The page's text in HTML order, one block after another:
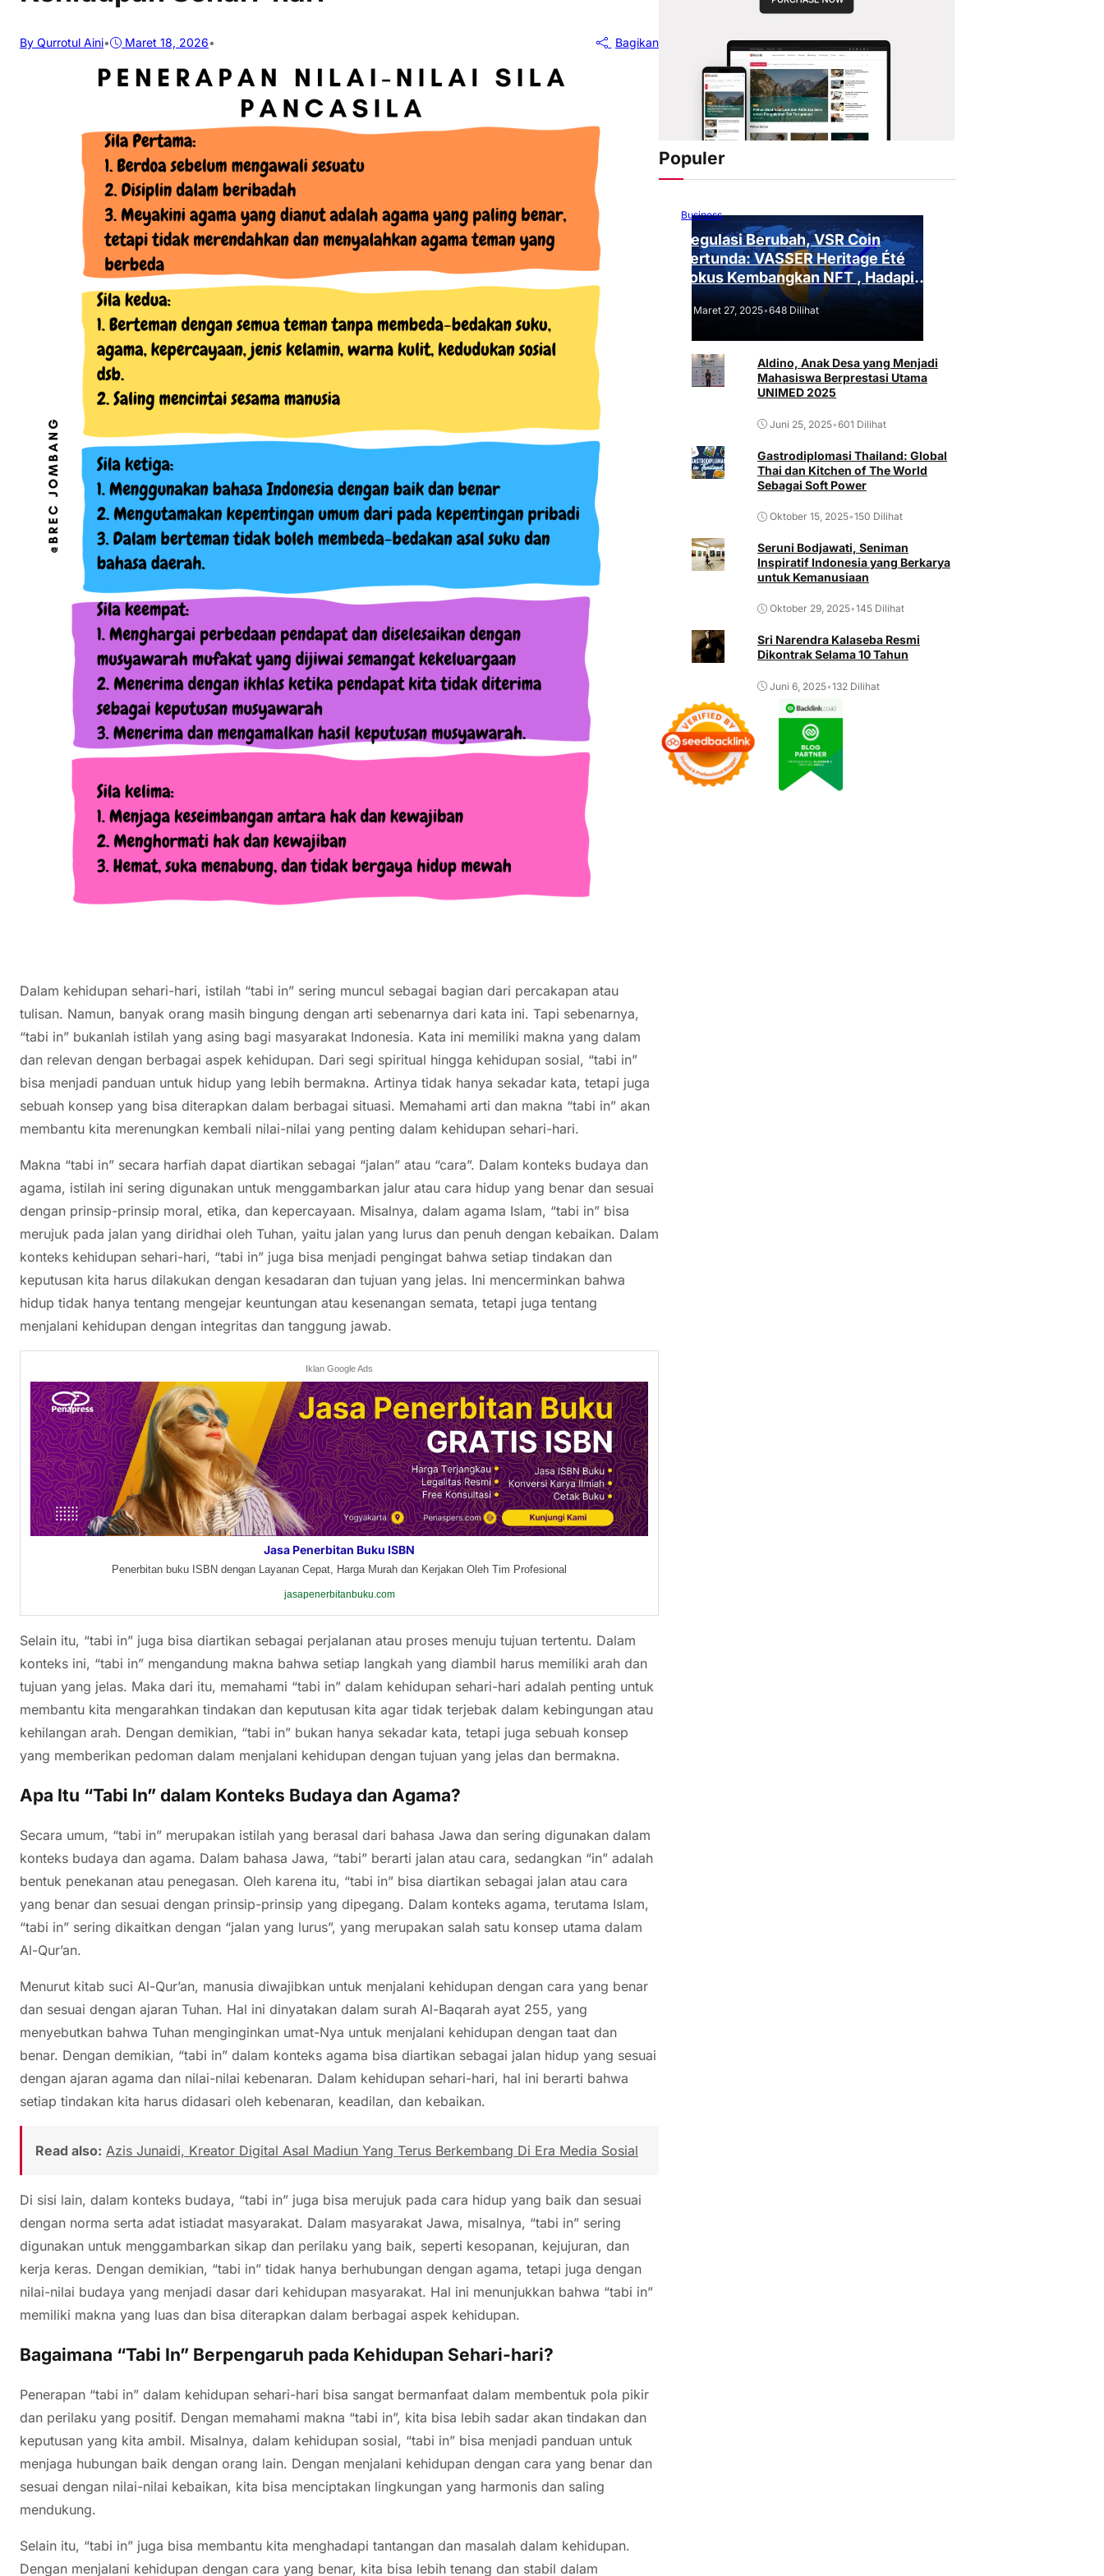
By Qurrotul Aini• Maret 18, 2026• Bagikan
Dalam kehidupan sehari-hari, istilah “tabi in” sering muncul sebagai bagian dari percakapan atau
tulisan. Namun, banyak orang masih bingung dengan arti sebenarnya dari kata ini. Tapi sebenarnya,
“tabi in” bukanlah istilah yang asing bagi masyarakat Indonesia. Kata ini memiliki makna yang dalam
dan relevan dengan berbagai aspek kehidupan. Dari segi spiritual hingga kehidupan sosial, “tabi in”
bisa menjadi panduan untuk hidup yang lebih bermakna. Artinya tidak hanya sekadar kata, tetapi juga
sebuah konsep yang bisa diterapkan dalam berbagai situasi. Memahami arti dan makna “tabi in” akan
membantu kita merenungkan kembali nilai-nilai yang penting dalam kehidupan sehari-hari.
Makna “tabi in” secara harfiah dapat diartikan sebagai “jalan” atau “cara”. Dalam konteks budaya dan
agama, istilah ini sering digunakan untuk menggambarkan jalur atau cara hidup yang benar dan sesuai
dengan prinsip-prinsip moral, etika, dan kepercayaan. Misalnya, dalam agama Islam, “tabi in” bisa
merujuk pada jalan yang diridhai oleh Tuhan, yaitu jalan yang lurus dan penuh dengan kebaikan. Dalam
konteks kehidupan sehari-hari, “tabi in” juga bisa menjadi pengingat bahwa setiap tindakan dan
keputusan kita harus dilakukan dengan kesadaran dan tujuan yang jelas. Ini mencerminkan bahwa
hidup tidak hanya tentang mengejar keuntungan atau kesenangan semata, tetapi juga tentang
menjalani kehidupan dengan integritas dan tanggung jawab.
Iklan Google Ads
Jasa Penerbitan Buku ISBN
Penerbitan buku ISBN dengan Layanan Cepat, Harga Murah dan Kerjakan Oleh Tim Profesional
jasapenerbitanbuku.com
Selain itu, “tabi in” juga bisa diartikan sebagai perjalanan atau proses menuju tujuan tertentu. Dalam
konteks ini, “tabi in” mengandung makna bahwa setiap langkah yang diambil harus memiliki arah dan
tujuan yang jelas. Maka dari itu, memahami “tabi in” dalam kehidupan sehari-hari adalah penting untuk
membantu kita mengarahkan tindakan dan keputusan kita agar tidak terjebak dalam kebingungan atau
kehilangan arah. Dengan demikian, “tabi in” bukan hanya sekadar kata, tetapi juga sebuah konsep
yang memberikan pedoman dalam menjalani kehidupan dengan tujuan yang jelas dan bermakna.
Apa Itu “Tabi In” dalam Konteks Budaya dan Agama?
Secara umum, “tabi in” merupakan istilah yang berasal dari bahasa Jawa dan sering digunakan dalam
konteks budaya dan agama. Dalam bahasa Jawa, “tabi” berarti jalan atau cara, sedangkan “in” adalah
bentuk penekanan atau penegasan. Oleh karena itu, “tabi in” bisa diartikan sebagai jalan atau cara
yang benar dan sesuai dengan prinsip-prinsip yang dipegang. Dalam konteks agama, terutama Islam,
“tabi in” sering dikaitkan dengan “jalan yang lurus”, yang merupakan salah satu konsep utama dalam
Al-Qur’an.
Menurut kitab suci Al-Qur’an, manusia diwajibkan untuk menjalani kehidupan dengan cara yang benar
dan sesuai dengan ajaran Tuhan. Hal ini dinyatakan dalam surah Al-Baqarah ayat 255, yang
menyebutkan bahwa Tuhan menginginkan umat-Nya untuk menjalani kehidupan dengan taat dan
benar. Dengan demikian, “tabi in” dalam konteks agama bisa diartikan sebagai jalan hidup yang sesuai
dengan ajaran agama dan nilai-nilai kebenaran. Dalam kehidupan sehari-hari, hal ini berarti bahwa
setiap tindakan kita harus didasari oleh kebenaran, keadilan, dan kebaikan.
Read also: Azis Junaidi, Kreator Digital Asal Madiun Yang Terus Berkembang Di Era Media Sosial
Di sisi lain, dalam konteks budaya, “tabi in” juga bisa merujuk pada cara hidup yang baik dan sesuai
dengan norma serta adat istiadat masyarakat. Dalam masyarakat Jawa, misalnya, “tabi in” sering
digunakan untuk menggambarkan sikap dan perilaku yang baik, seperti kesopanan, kejujuran, dan
kerja keras. Dengan demikian, “tabi in” tidak hanya berhubungan dengan agama, tetapi juga dengan
nilai-nilai budaya yang menjadi dasar dari kehidupan masyarakat. Hal ini menunjukkan bahwa “tabi in”
memiliki makna yang luas dan bisa diterapkan dalam berbagai aspek kehidupan.
Bagaimana “Tabi In” Berpengaruh pada Kehidupan Sehari-hari?
Penerapan “tabi in” dalam kehidupan sehari-hari bisa sangat bermanfaat dalam membentuk pola pikir
dan perilaku yang positif. Dengan memahami makna “tabi in”, kita bisa lebih sadar akan tindakan dan
keputusan yang kita ambil. Misalnya, dalam kehidupan sosial, “tabi in” bisa menjadi panduan untuk
menjaga hubungan baik dengan orang lain. Dengan menjalani kehidupan dengan cara yang benar dan
sesuai dengan nilai-nilai kebaikan, kita bisa menciptakan lingkungan yang harmonis dan saling
mendukung.
Selain itu, “tabi in” juga bisa membantu kita menghadapi tantangan dan masalah dalam kehidupan.
Dengan menjalani kehidupan dengan cara yang benar, kita bisa lebih tenang dan stabil dalam
Populer
Business
Regulasi Berubah, VSR Coin
Tertunda: VASSER Heritage Été
Fokus Kembangkan NFT , Hadapi
Tantangan Regulasi!
Maret 27, 2025•648 Dilihat
Aldino, Anak Desa yang Menjadi
Mahasiswa Berprestasi Utama
UNIMED 2025
Juni 25, 2025•601 Dilihat
Gastrodiplomasi Thailand: Global
Thai dan Kitchen of The World
Sebagai Soft Power
Oktober 15, 2025•150 Dilihat
Seruni Bodjawati, Seniman
Inspiratif Indonesia yang Berkarya
untuk Kemanusiaan
Oktober 29, 2025•145 Dilihat
Sri Narendra Kalaseba Resmi
Dikontrak Selama 10 Tahun
Juni 6, 2025•132 Dilihat